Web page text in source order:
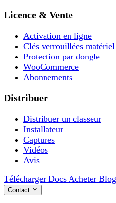
Licence & Vente
Activation en ligne
Clés verrouillées matériel
Protection par dongle
WooCommerce
Abonnements
Distribuer
Distribuer un classeur
Installateur
Captures
Vidéos
Avis
Télécharger Docs Acheter Blog
Contact